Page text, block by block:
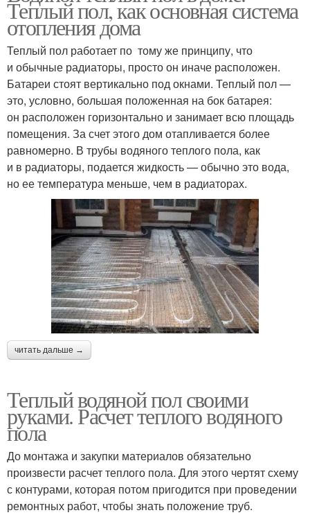
Теплый пол, как основная система
отопления дома
Теплый пол работает по тому же принципу, что
и обычные радиаторы, просто он иначе расположен.
Батареи стоят вертикально под окнами. Теплый пол —
это, условно, большая положенная на бок батарея:
он расположен горизонтально и занимает всю площадь
помещения. За счет этого дом отапливается более
равномерно. В трубы водяного теплого пола, как
и в радиаторы, подается жидкость — обычно это вода,
но ее температура меньше, чем в радиаторах.
читать дальше →
Теплый водяной пол своими
руками. Расчет теплого водяного
пола
До монтажа и закупки материалов обязательно
произвести расчет теплого пола. Для этого чертят схему
с контурами, которая потом пригодится при проведении
ремонтных работ, чтобы знать положение труб.